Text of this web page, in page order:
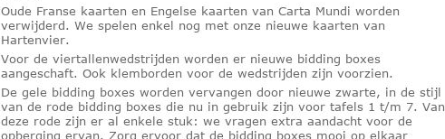
Oude Franse kaarten en Engelse kaarten van Carta Mundi worden
verwijderd. We spelen enkel nog met onze nieuwe kaarten van
Hartenvier.
Voor de viertallenwedstrijden worden er nieuwe bidding boxes
aangeschaft. Ook klemborden voor de wedstrijden zijn voorzien.
De gele bidding boxes worden vervangen door nieuwe zwarte, in de stijl
van de rode bidding boxes die nu in gebruik zijn voor tafels 1 t/m 7. Van
deze rode zijn er al enkele stuk: we vragen extra aandacht voor de
opberging ervan. Zorg ervoor dat de bidding boxes mooi op elkaar